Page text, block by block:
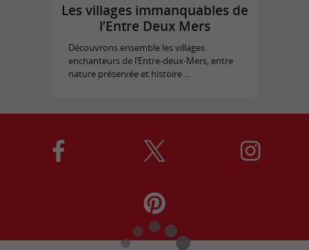
Les villages immanquables de
l’Entre Deux Mers
Découvrons ensemble les villages
enchanteurs de l’Entre-deux-Mers, entre
nature préservée et histoire ...